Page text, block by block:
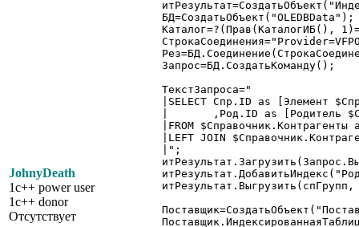
JohnyDeath
1c++ power user
1c++ donor
Отсутствует